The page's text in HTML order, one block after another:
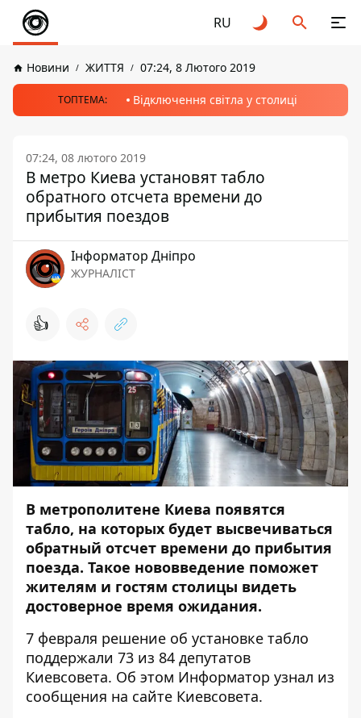
RU
Новини ЖИТТЯ 07:24, 8 Лютого 2019
ТОПТЕМА: Відключення світла у столиці
07:24, 08 лютого 2019
В метро Киева установят табло
обратного отсчета времени до
прибытия поездов
Інформатор Дніпро
ЖУРНАЛІСТ
👍
В метрополитене Киева появятся
табло, на которых будет высвечиваться
обратный отсчет времени до прибытия
поезда. Такое нововведение поможет
жителям и гостям столицы видеть
достоверное время ожидания.
7 февраля решение об установке табло
поддержали 73 из 84 депутатов
Киевсовета. Об этом Информатор узнал из
сообщения на сайте Киевсовета.